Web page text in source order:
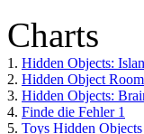
Charts
1. Hidden Objects:
2. Hidden Object
3. Hidden Objects:
4. Finde die Fehler 1
5. Toys Hidden Objects